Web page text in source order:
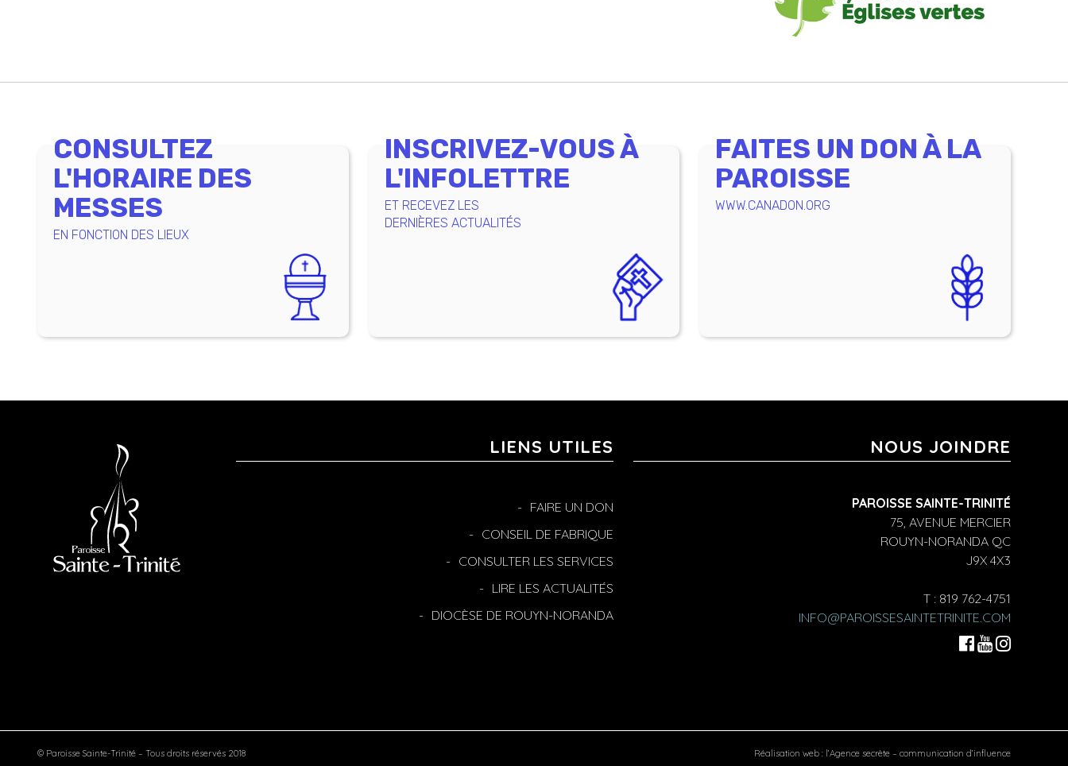
CONSULTEZ
L'HORAIRE DES
MESSES
EN FONCTION DES LIEUX
INSCRIVEZ-VOUS À
L'INFOLETTRE
ET RECEVEZ LES
DERNIÈRES ACTUALITÉS
FAITES UN DON À LA
PAROISSE
WWW.CANADON.ORG
LIENS UTILES
FAIRE UN DON
CONSEIL DE FABRIQUE
CONSULTER LES SERVICES
LIRE LES ACTUALITÉS
DIOCÈSE DE ROUYN-NORANDA
NOUS JOINDRE
PAROISSE SAINTE-TRINITÉ
75, AVENUE MERCIER
ROUYN-NORANDA QC
J9X 4X3
T : 819 762-4751
INFO@PAROISSESAINTETRINITE.COM
© Paroisse Sainte-Trinité – Tous droits réservés 2018 Réalisation web : l’Agence secrète – communication d’influence